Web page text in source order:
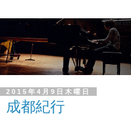
2015年4月9日木曜日
成都紀行